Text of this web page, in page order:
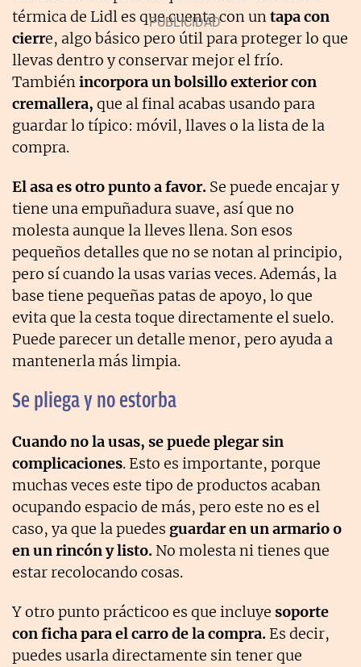
térmica de Lidl es que cuenta con untapa con
cierre, algo básico pero útil para proteger lo que
llevas dentro y conservar mejor el frío.
Tambiénincorpora un bolsillo exterior con
cremallera, que al final acabas usando para
guardar lo típico: móvil, llaves o la lista de la
compra.
El asa es otro punto a favor. Se puede encajar y
tiene una empuñadura suave, así que no
molesta aunque la lleves llena. Son esos
pequeños detalles que no se notan al principio,
pero sí cuando la usas varias veces. Además, la
base tiene pequeñas patas de apoyo, lo que
evita que la cesta toque directamente el suelo.
Puede parecer un detalle menor, pero ayuda a
mantenerla más limpia.
Se pliega y no estorba
Cuando no la usas, se puede plegar sin
complicaciones. Esto es importante, porque
muchas veces este tipo de productos acaban
ocupando espacio de más, pero este no es el
caso, ya que la puedes guardar en un armario o
en un rincón y listo. No molesta ni tienes que
estar recolocando cosas.
Y otro punto prácticoo es que incluye soporte
con ficha para el carro de la compra. Es decir,
puedes usarla directamente sin tener que